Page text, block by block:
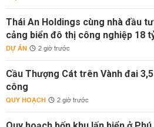
Thái An Holdings cùng nhà đầu
cảng biển đô thị công nghiệp 18
DỰ ÁN 2 giờ trước
Cầu Thượng Cát trên Vành đai
công
QUY HOẠCH 2 giờ trước